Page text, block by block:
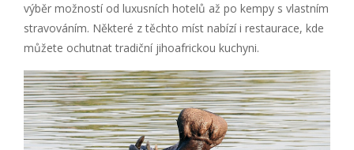
výběr možností od luxusních hotelů až po kempy s vlastním
stravováním. Některé z těchto míst nabízí i restaurace, kde
můžete ochutnat tradiční jihoafrickou kuchyni.